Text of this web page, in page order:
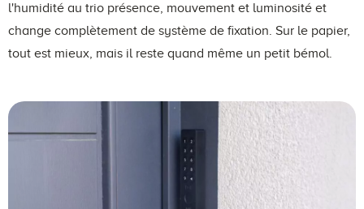
l'humidité au trio présence, mouvement et luminosité et
change complètement de système de fixation. Sur le papier,
tout est mieux, mais il reste quand même un petit bémol.